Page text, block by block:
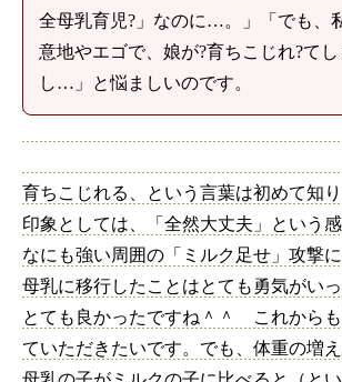
全母乳育児?」なのに…。」「でも、
意地やエゴで、娘が?育ちこじれ?て
し…」と悩ましいのです。
育ちこじれる、という言葉は初めて知
印象としては、「全然大丈夫」という
なにも強い周囲の「ミルク足せ」攻撃
母乳に移行したことはとても勇気がいっ
とても良かったですね＾＾ これから
ていただきたいです。でも、体重の増